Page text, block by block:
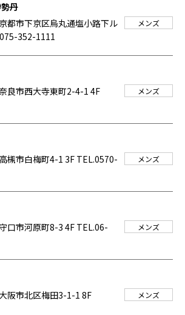
丹
都市下京区烏丸通塩小路下ル
352-1111
メンズ
良市西大寺東町2-4-1 4F
メンズ
槻市白梅町4-1 3F TEL.0570-
メンズ
口市河原町8-3 4F TEL.06-
メンズ
阪市北区梅田3-1-1 8F
メンズ